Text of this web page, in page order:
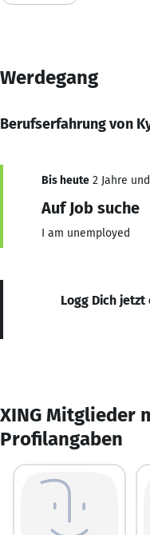
Werdegang
Berufserfahrung von
Bis heute 2 Jahre
Auf Job suche
I am unemployed
Logg Dich
XING Mitglieder
Profilangaben